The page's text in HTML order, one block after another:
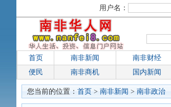
用户名：
首页 南非新闻 南非财经
便民
南非商机 国内新闻
您当前的位置： 首页 > 南非新闻 > 南非政治